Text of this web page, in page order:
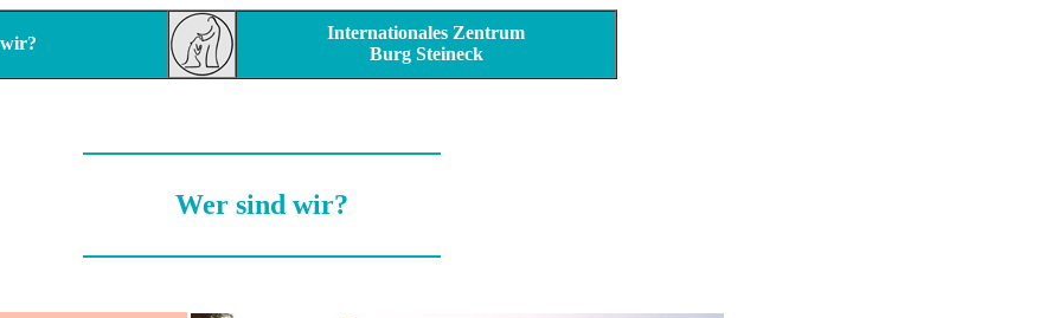
Internationales Zentrum
Burg Steineck
Wer sind wir?